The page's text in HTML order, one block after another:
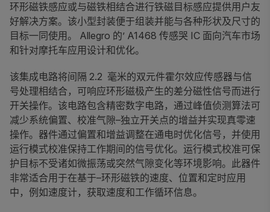
环形磁铁感应或与磁铁相结合进行铁磁目标感应提供用户友
好解决方案。该小型封装便于组装并能与各种形状及尺寸的
目标一同使用。 Allegro 的’ A1468 传感哭 IC 面向汽车市场
和针对摩托车应用设计和优化。
该集成电路将间隔 2.2 毫米的双元件霍尔效应传感器与信
号处理相结合，可响应环形磁极产生的差分磁性信号而进行
开关操作。该电路包含精密数字电路，通过峰值侦测算法可
减少系统偏置、校准气隙–独立开关点的增益并实现真零速
操作。器件通过偏置和增益调整在通电时优化信号，并使用
运行模式校准保持工作期间的信号优化。运行模式校准可保
护目标不受诸如微振荡或突然气隙变化等环境影响。此器件
非常适合用于在基于–环形磁铁的速度、位置和定时应用
中，例如速度计，获取速度和工作循环信息。